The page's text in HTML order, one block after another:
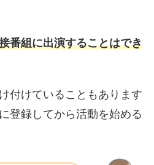
番組に出演することはでき
付けていることもあります
登録してから活動を始める